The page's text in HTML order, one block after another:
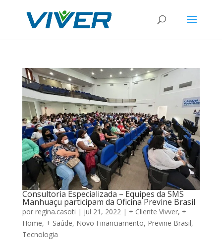
Consultoria Especializada – Equipes da SMS
Manhuaçu participam da Oficina Previne Brasil
por regina.casoti | jul 21, 2022| + Cliente Vivver, +
Home, + Saúde, Novo Financiamento, Previne Brasil,
Tecnologia